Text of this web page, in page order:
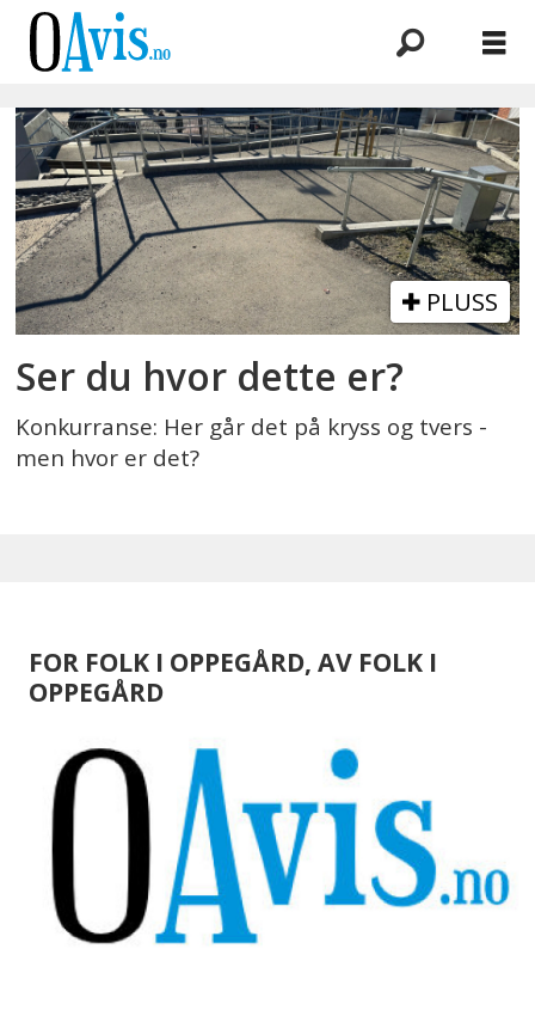
Emne:
knut
riise
PLUSS
Ser du hvor dette er?
Konkurranse: Her går det på kryss og tvers -
men hvor er det?
FOR FOLK I OPPEGÅRD, AV FOLK I
OPPEGÅRD